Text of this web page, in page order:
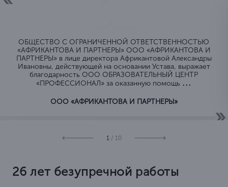
ОБЩЕСТВО C ОГРАНИЧЕННОЙ ОТВЕТСТВЕННОСТЬЮ
«АФРИКАНТОВА И ПАРТНЕРЫ» ООО «АФРИКАНТОВА И
ПАРТНЕРЫ» в лице директора Африкантовой Александры
Ивановны, действующей на основании Устава, выражает
благодарность ООО ОБРАЗОВАТЕЛЬНЫЙ ЦЕНТР
«ПРОФЕССИОНАЛ» за оказанную помощь ...
ООО «АФРИКАНТОВА И ПАРТНЕРЫ»
1 / 10
26 лет безупречной работы